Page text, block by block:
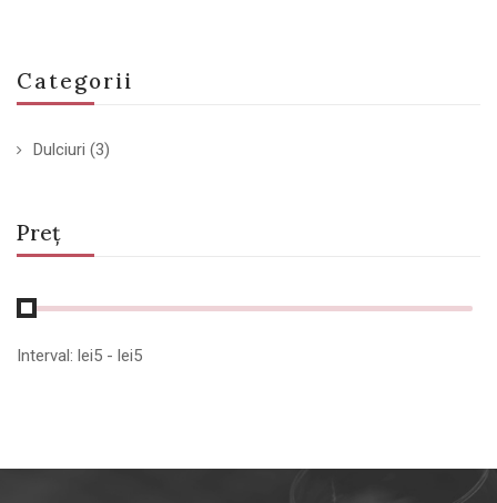
Categorii
Dulciuri (3)
Preț
Interval: lei5 - lei5